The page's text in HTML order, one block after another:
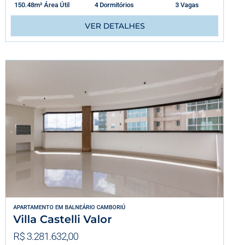
150.48m² Área Útil 4 Dormitórios 3 Vagas
VER DETALHES
APARTAMENTO EM BALNEÁRIO CAMBORIÚ
Villa Castelli Valor
R$ 3.281.632,00